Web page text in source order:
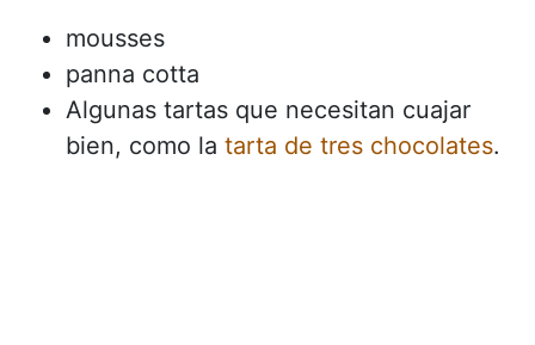
mousses
panna cotta
Algunas tartas que necesitan cuajar
bien, como la tarta de tres chocolates.